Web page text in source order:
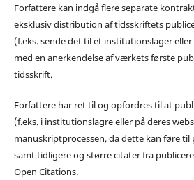
Forfattere kan indgå flere separate
eksklusiv distribution af tidsskriftets
(f.eks. sende det til et institutionslager
med en anerkendelse af værkets første
tidsskrift.
Forfattere har ret til og opfordres til at
(f.eks. i institutionslagre eller på deres
manuskriptprocessen, da dette kan føre
samt tidligere og større citater fra
Open Citations.